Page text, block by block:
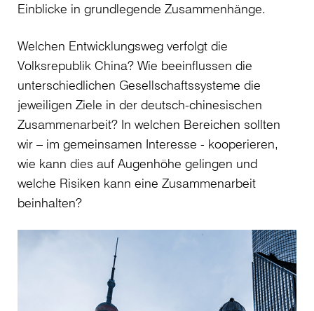
Einblicke in grundlegende Zusammenhänge.
Welchen Entwicklungsweg verfolgt die
Volksrepublik China? Wie beeinflussen die
unterschiedlichen Gesellschaftssysteme die
jeweiligen Ziele in der deutsch-chinesischen
Zusammenarbeit? In welchen Bereichen sollten
wir – im gemeinsamen Interesse - kooperieren,
wie kann dies auf Augenhöhe gelingen und
welche Risiken kann eine Zusammenarbeit
beinhalten?